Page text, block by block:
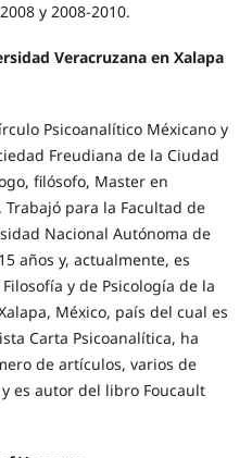
y 2008-2010.
Veracruzana en Xalapa
Psicoanalítico Méxicano y
Freudiana de la Ciudad
filósofo, Master en
Trabajó para la Facultad de
Nacional Autónoma de
años y, actualmente, es
y de Psicología de la
México, país del cual es
Carta Psicoanalítica, ha
de artículos, varios de
es autor del libro Foucault